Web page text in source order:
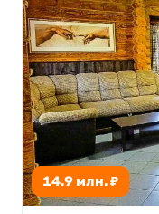
14.9 млн. ₽